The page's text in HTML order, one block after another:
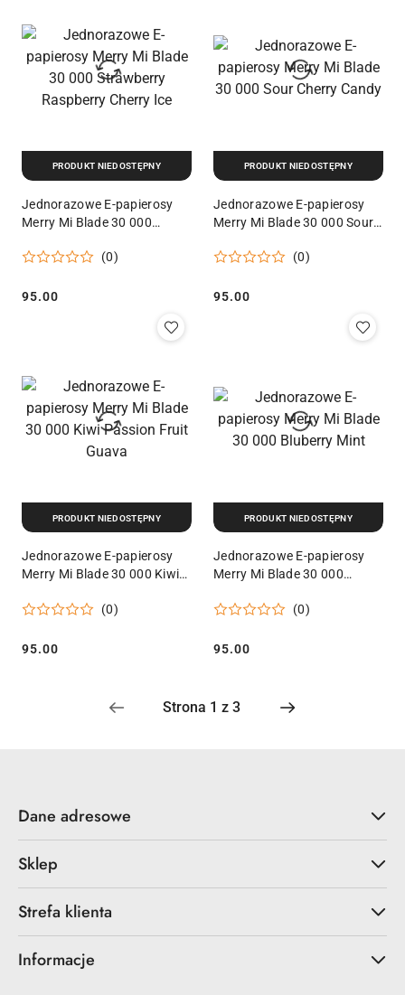
Jednorazowe E-papierosy
Merry Mi Blade 30 000
Ice
(0)
Cena:
95.00
PRODUKT NIEDOSTĘPNY
Jednorazowe E-papierosy
Merry Mi Blade 30 000 Sour
(0)
Cena:
95.00
PRODUKT NIEDOSTĘPNY
Jednorazowe E-papierosy
Merry Mi Blade 30 000 Kiwi
(0)
Cena:
95.00
PRODUKT NIEDOSTĘPNY
Jednorazowe E-papierosy
Merry Mi Blade 30 000
(0)
Cena:
95.00
PRODUKT NIEDOSTĘPNY
Dane adresowe
Sklep
Strefa klienta
Informacje